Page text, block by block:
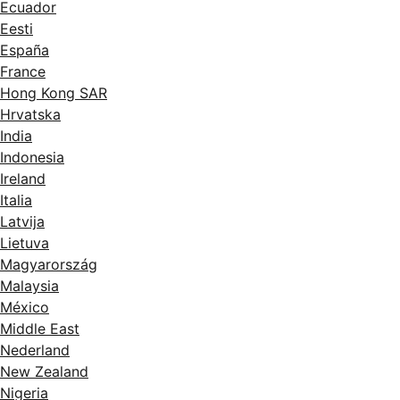
Ecuador
Eesti
España
France
Hong Kong SAR
Hrvatska
India
Indonesia
Ireland
Italia
Latvija
Lietuva
Magyarország
Malaysia
México
Middle East
Nederland
New Zealand
Nigeria